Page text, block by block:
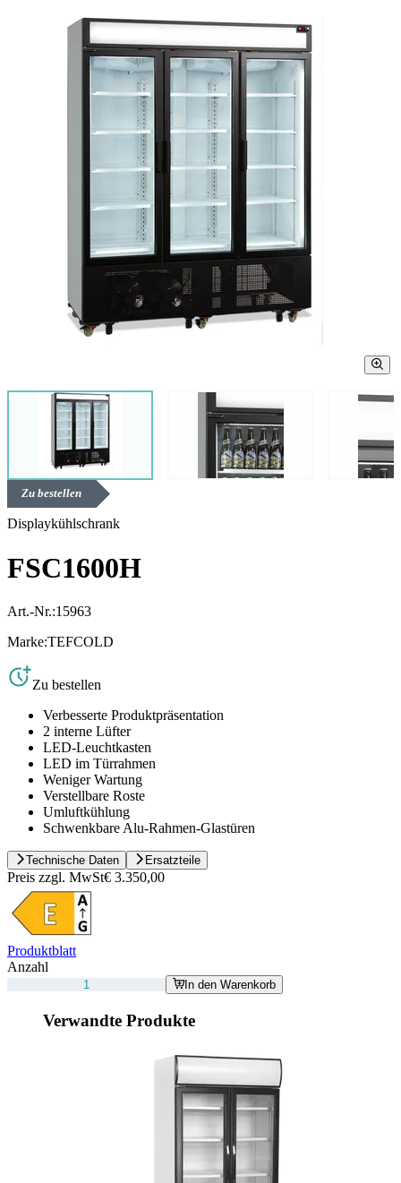
Zu bestellen
Displaykühlschrank
FSC1600H
Art.-Nr.:15963
Marke:TEFCOLD
Zu bestellen
Verbesserte Produktpräsentation
2 interne Lüfter
LED-Leuchtkasten
LED im Türrahmen
Weniger Wartung
Verstellbare Roste
Umluftkühlung
Schwenkbare Alu-Rahmen-Glastüren
Technische Daten Ersatzteile
Preis zzgl. MwSt€ 3.350,00
Produktblatt
Anzahl
In den Warenkorb
Verwandte Produkte